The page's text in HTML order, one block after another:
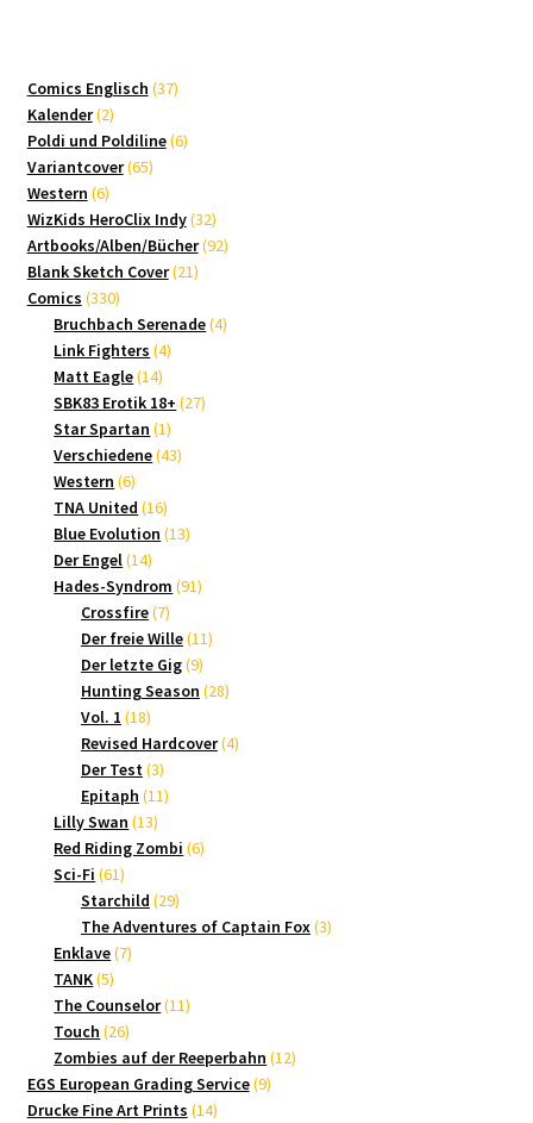
Comics Englisch 3737
Kalender 22
Produkte
Poldi und Poldiline 66
Variantcover 6565
Western 66
Produkte
WizKids HeroClix Indy 3232
Produkte
Artbooks/Alben/Bücher 9292
Blank Sketch Cover 2121
Comics 330330
Produkte
Bruchbach Serenade 44
Link Fighters 44
Matt Eagle 1414
Produkte
SBK83 Erotik 18+ 2727
Star Spartan 11
Produkt
Verschiedene 4343
Western 66
Produkte
TNA United 1616
Produkte
Blue Evolution 1313
Der Engel 1414
Produkte
Hades-Syndrom 9191
Crossfire 77
Produkte
Der freie Wille 1111
Der letzte Gig 99
Produkte
Hunting Season 2828
Vol. 1 1818
Produkte
Revised Hardcover 44
Der Test 33
Produkte
Epitaph 1111
Lilly Swan 1313
Produkte
Red Riding Zombi 66
Sci-Fi 6161
Produkte
Starchild 2929
Produkte
The Adventures of Captain Fox 33
Enklave 77
TANK 55
Produkte
The Counselor 1111
Touch 2626
Produkte
Zombies auf der Reeperbahn 1212
EGS European Grading Service 99
Drucke Fine Art Prints 1414